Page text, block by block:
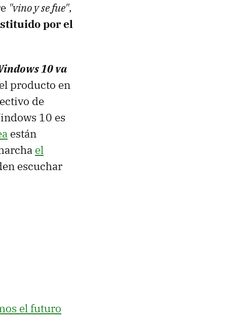
"vino y se fue",
por el
10 va
producto en
de
10 es
están
el
escuchar
el futuro